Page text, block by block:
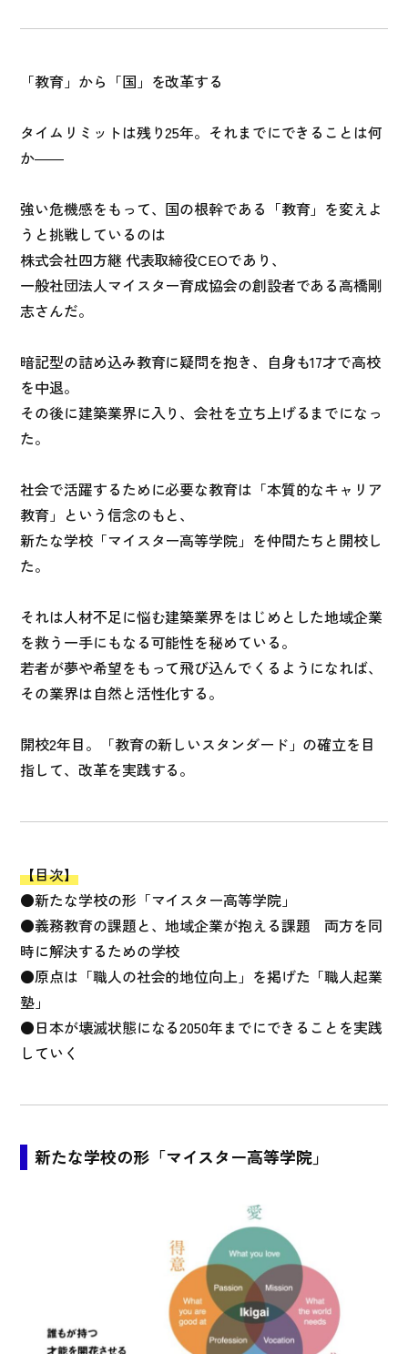
「教育」から「国」を改革する
タイムリミットは残り25年。それまでにできることは何
か――
強い危機感をもって、国の根幹である「教育」を変えよ
うと挑戦しているのは
株式会社四方継 代表取締役CEOであり、
一般社団法人マイスター育成協会の創設者である高橋剛
志さんだ。
暗記型の詰め込み教育に疑問を抱き、自身も17才で高校
を中退。
その後に建築業界に入り、会社を立ち上げるまでになっ
た。
社会で活躍するために必要な教育は「本質的なキャリア
教育」という信念のもと、
新たな学校「マイスター高等学院」を仲間たちと開校し
た。
それは人材不足に悩む建築業界をはじめとした地域企業
を救う一手にもなる可能性を秘めている。
若者が夢や希望をもって飛び込んでくるようになれば、
その業界は自然と活性化する。
開校2年目。「教育の新しいスタンダード」の確立を目
指して、改革を実践する。
【目次】
●新たな学校の形「マイスター高等学院」
●義務教育の課題と、地域企業が抱える課題 両方を同
時に解決するための学校
●原点は「職人の社会的地位向上」を掲げた「職人起業
塾」
●日本が壊滅状態になる2050年までにできることを実践
していく
新たな学校の形「マイスター高等学院」